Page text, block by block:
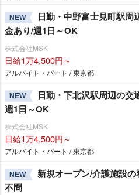
NEW
日勤・中野富士見町駅周
金あり/週1日～OK
株式会社MSK
日給1万4,500円～
アルバイト・パート / 東京都
NEW
日勤・下北沢駅周辺の交
週1日～OK
株式会社MSK
日給1万4,500円～
アルバイト・パート / 東京都
NEW
新規オープン/介護施設
不問